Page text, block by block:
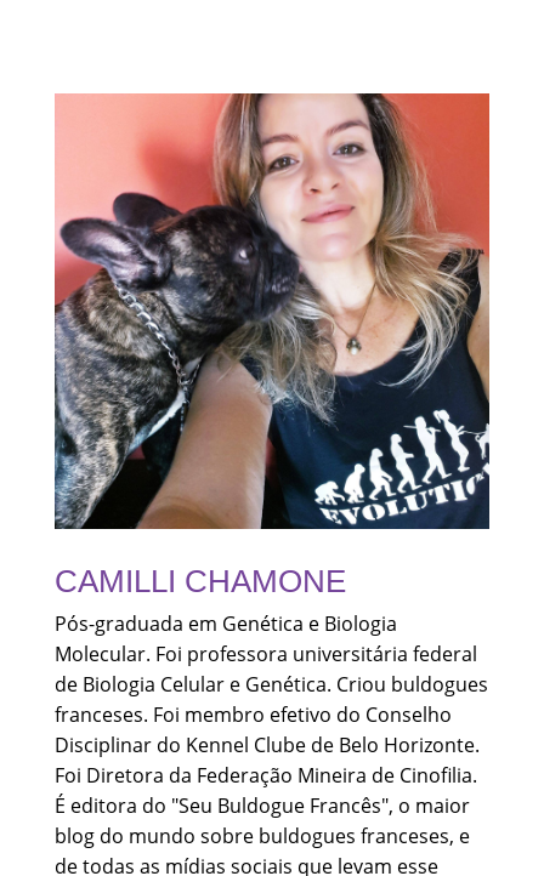
CAMILLI CHAMONE
Pós-graduada em Genética e Biologia
Molecular. Foi professora universitária federal
de Biologia Celular e Genética. Criou buldogues
franceses. Foi membro efetivo do Conselho
Disciplinar do Kennel Clube de Belo Horizonte.
Foi Diretora da Federação Mineira de Cinofilia.
É editora do "Seu Buldogue Francês", o maior
blog do mundo sobre buldogues franceses, e
de todas as mídias sociais que levam esse